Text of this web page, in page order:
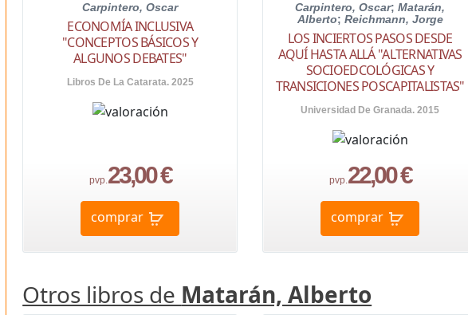
Carpintero, Oscar
ECONOMÍA INCLUSIVA
"CONCEPTOS BÁSICOS Y
ALGUNOS DEBATES"
Libros De La Catarata. 2025
pvp.23,00 €
comprar
Carpintero, Oscar;Matarán,
Alberto; Reichmann, Jorge
LOS INCIERTOS PASOS DESDE
AQUÍ HASTA ALLÁ "ALTERNATIVAS
SOCIOEDCOLÓGICAS Y
TRANSICIONES POSCAPITALISTAS"
Universidad De Granada. 2015
pvp.22,00 €
comprar
Otros libros de Matarán, Alberto